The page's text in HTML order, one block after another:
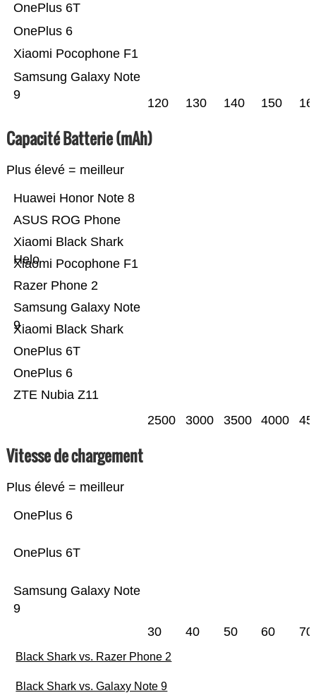
Samsung Galaxy Note
9
Xiaomi Pocophone F1
OnePlus 6
OnePlus 6T
120 130 140 150
Capacité Batterie (mAh)
Plus élevé = meilleur
ZTE Nubia Z11
OnePlus 6
OnePlus 6T
Xiaomi Black Shark
Samsung Galaxy Note
9
Razer Phone 2
Xiaomi Pocophone F1
Xiaomi Black Shark
Helo
ASUS ROG Phone
Huawei Honor Note 8
2500 3000 3500 4000
Vitesse de chargement
Plus élevé = meilleur
Samsung Galaxy Note
9
OnePlus 6T
OnePlus 6
30 40 50 60 70
Black Shark vs. Razer Phone 2
Black Shark vs. Galaxy Note 9